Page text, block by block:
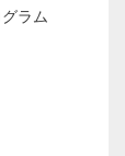
ラム